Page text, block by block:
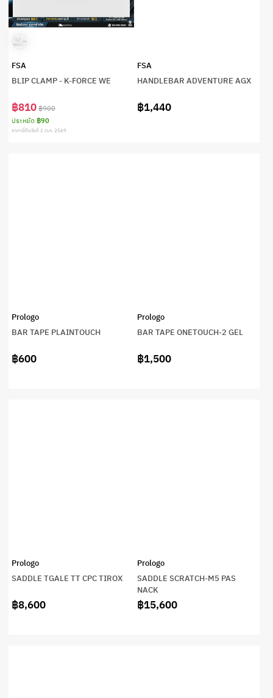
FSA
BLIP CLAMP - K-FORCE WE
฿810 ฿900
ประหยัด ฿90
ราคานี้ถึงวันที่ 1 ต.ค. 2569
FSA
HANDLEBAR ADVENTURE AGX
฿1,440
Prologo
BAR TAPE PLAINTOUCH
฿600
Prologo
BAR TAPE ONETOUCH-2 GEL
฿1,500
Prologo
SADDLE TGALE TT CPC TIROX
฿8,600
Prologo
SADDLE SCRATCH-M5 PAS
NACK
฿15,600